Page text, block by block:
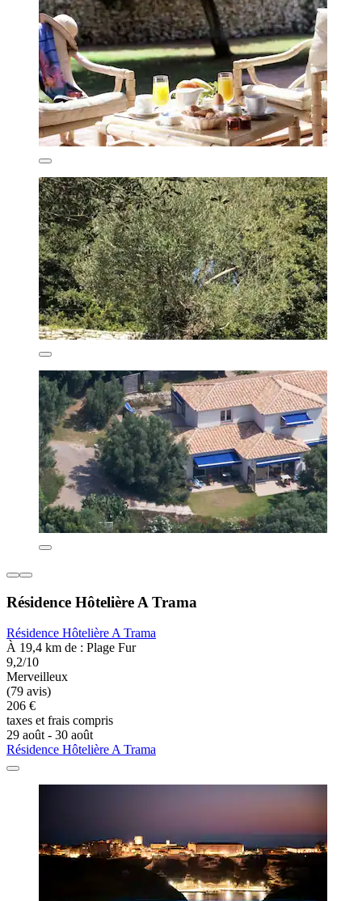
Résidence Hôtelière A Trama
Résidence Hôtelière A Trama
À 19,4 km de : Plage Fur
9,2/10
Merveilleux
(79 avis)
206 €
taxes et frais compris
29 août - 30 août
Résidence Hôtelière A Trama